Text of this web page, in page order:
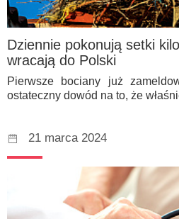
Dziennie pokonują setki
wracają do Polski
Pierwsze bociany już
ostateczny dowód na to, że
21 marca 2024